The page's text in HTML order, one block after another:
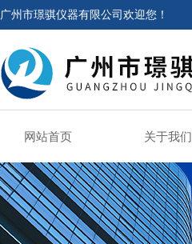
广州市璟骐仪器有限公司欢迎您！
网站首页 关于我们